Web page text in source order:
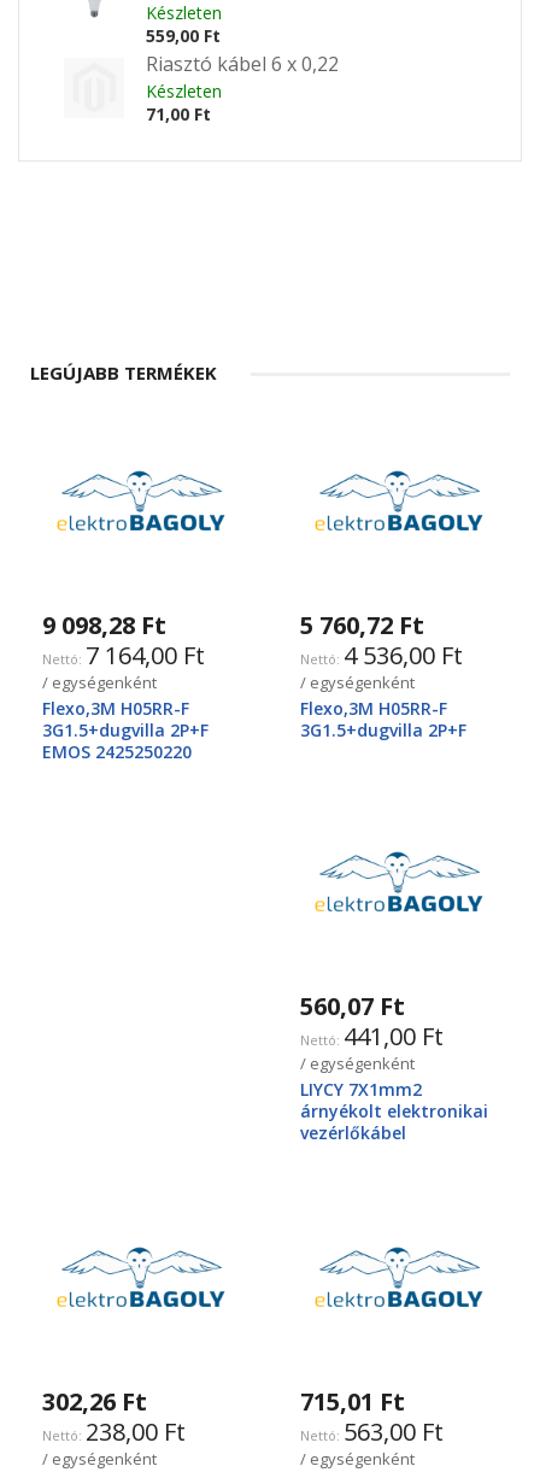
Készleten
559,00 Ft
Riasztó kábel 6 x 0,22
Készleten
71,00 Ft
LEGÚJABB TERMÉKEK
9 098,28 Ft
7 164,00 Ft
/ egységenként
Flexo,3M H05RR-F
3G1.5+dugvilla 2P+F
EMOS 2425250220
5 760,72 Ft
4 536,00 Ft
/ egységenként
Flexo,3M H05RR-F
3G1.5+dugvilla 2P+F
560,07 Ft
441,00 Ft
/ egységenként
LIYCY 7X1mm2
árnyékolt elektronikai
vezérlőkábel
302,26 Ft
238,00 Ft
/ egységenként
715,01 Ft
563,00 Ft
/ egységenként